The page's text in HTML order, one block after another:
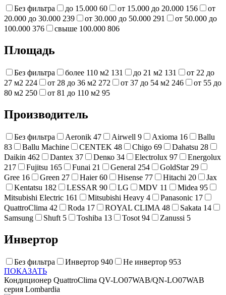
Без фильтра до 15.000 60 от 15.000 до 20.000 156
от
20.000 до 30.000 239 от 30.000 до 50.000 291
от 50.000 до
100.000 376 свыше 100.000 806
Площадь
Без фильтра более 110 м2 131 до 21 м2 131
от 22 до
27 м2 224 от 28 до 36 м2 272 от 37 до 54 м2 246
от 55 до
80 м2 250 от 81 до 110 м2 95
Производитель
Без фильтра Aeronik 47 Airwell 9 Axioma 16
Ballu
83
Ballu Machine CENTEK 48 Chigo 69 Dahatsu 28
Daikin 462 Dantex 37 Denко 34 Electrolux 97
Energolux
217
Fujitsu 165 Funai 21 General 254 GoldStar 29
Gree 16 Green 27 Haier 60 Hisense 77 Hitachi 20
Jax
Kentatsu 182 LESSAR 90 LG MDV 11 Midea 95
Mitsubishi Electric 161 Mitsubishi Heavy 4 Panasonic 17
QuattroClima 42 Roda 17 ROYAL CLIMA 48 Sakata 14
Samsung
Shuft 5 Toshiba 13 Tosot 94 Zanussi 5
Инвертор
Без фильтра Инвертор 940 Не инвертор 953
ПОКАЗАТЬ
Кондиционер QuattroClima QV-LO07WAB/QN-LO07WAB
серия Lombardia